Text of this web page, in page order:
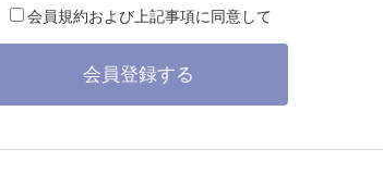
会員規約および上記事項に同意して
会員登録する